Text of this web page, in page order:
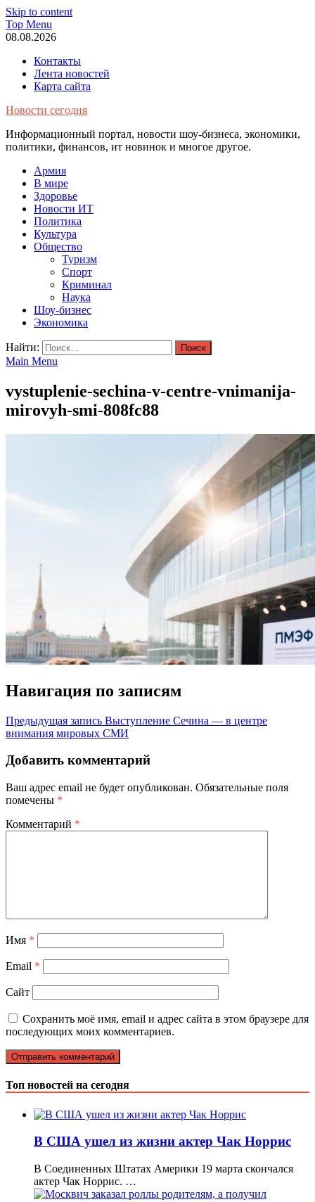
Skip to content
Top Menu
08.08.2026
Контакты
Лента новостей
Карта сайта
Новости сегодня
Информационный портал, новости шоу-бизнеса, экономики,
политики, финансов, ит новинок и многое другое.
Армия
В мире
Здоровье
Новости ИТ
Политика
Культура
Общество
Туризм
Спорт
Криминал
Наука
Шоу-бизнес
Экономика
Найти:
Main Menu
vystuplenie-sechina-v-centre-vnimanija-
mirovyh-smi-808fc88
Навигация по записям
Предыдущая запись Выступление Сечина — в центре
внимания мировых СМИ
Добавить комментарий
Ваш адрес email не будет опубликован. Обязательные поля
помечены *
Комментарий *
Имя *
Email *
Сайт
Сохранить моё имя, email и адрес сайта в этом браузере для
последующих моих комментариев.
Топ новостей на сегодня
В США ушел из жизни актер Чак Норрис
В Соединенных Штатах Америки 19 марта скончался
актер Чак Норрис. …